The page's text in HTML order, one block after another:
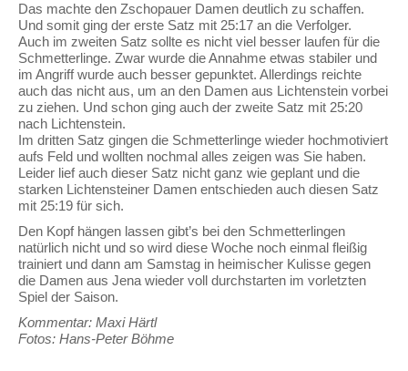
Das machte den Zschopauer Damen deutlich zu schaffen.
Und somit ging der erste Satz mit 25:17 an die Verfolger.
Auch im zweiten Satz sollte es nicht viel besser laufen für die
Schmetterlinge. Zwar wurde die Annahme etwas stabiler und
im Angriff wurde auch besser gepunktet. Allerdings reichte
auch das nicht aus, um an den Damen aus Lichtenstein vorbei
zu ziehen. Und schon ging auch der zweite Satz mit 25:20
nach Lichtenstein.
Im dritten Satz gingen die Schmetterlinge wieder hochmotiviert
aufs Feld und wollten nochmal alles zeigen was Sie haben.
Leider lief auch dieser Satz nicht ganz wie geplant und die
starken Lichtensteiner Damen entschieden auch diesen Satz
mit 25:19 für sich.
Den Kopf hängen lassen gibt’s bei den Schmetterlingen
natürlich nicht und so wird diese Woche noch einmal fleißig
trainiert und dann am Samstag in heimischer Kulisse gegen
die Damen aus Jena wieder voll durchstarten im vorletzten
Spiel der Saison.
Kommentar: Maxi Härtl
Fotos: Hans-Peter Böhme